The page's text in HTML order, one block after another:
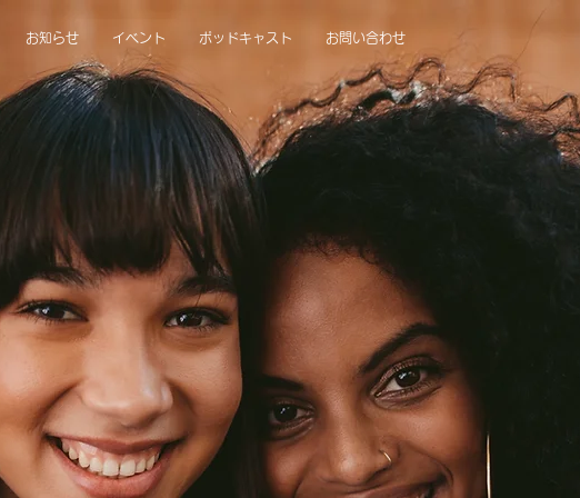
お知らせ イベント ポッドキャスト お問い合わせ